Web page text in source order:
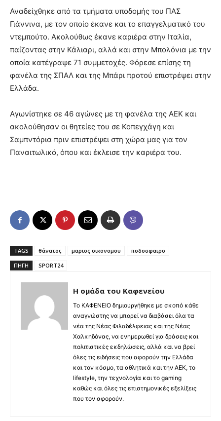
Αναδείχθηκε από τα τμήματα υποδομής του ΠΑΣ
Γιάννινα, με τον οποίο έκανε και το επαγγελματικό του
ντεμπούτο. Ακολούθως έκανε καριέρα στην Ιταλία,
παίζοντας στην Κάλιαρι, αλλά και στην Μπολόνια με την
οποία κατέγραψε 71 συμμετοχές. Φόρεσε επίσης τη
φανέλα της ΣΠΑΛ και της Μπάρι προτού επιστρέψει στην
Ελλάδα.
Αγωνίστηκε σε 46 αγώνες με τη φανέλα της ΑΕΚ και
ακολούθησαν οι θητείες του σε Κοπεγχάγη και
Σαμπντόρια πριν επιστρέψει στη χώρα μας για τον
Παναιτωλικό, όπου και έκλεισε την καριέρα του.
TAGS θάνατος μαριος οικονομου
ποδοσφαιρο
ΠΗΓΉ
SPORT24
Η ομάδα του Καφενείου
Το ΚΑΦΕΝΕΙΟ δημιουργήθηκε με σκοπό κάθε
αναγνώστης να μπορεί να διαβάσει όλα τα
νέα της Νέας Φιλαδέλφειας και της Νέας
Χαλκηδόνας, να ενημερωθεί για δράσεις και
πολιτιστικές εκδηλώσεις, αλλά και να βρεί
όλες τις ειδήσεις που αφορούν την Ελλάδα
και τον κόσμο, τα αθλητικά και την ΑΕΚ, το
lifestyle, την τεχνολογία και το gaming
καθώς και όλες τις επιστημονικές εξελίξεις
που τον αφορούν.